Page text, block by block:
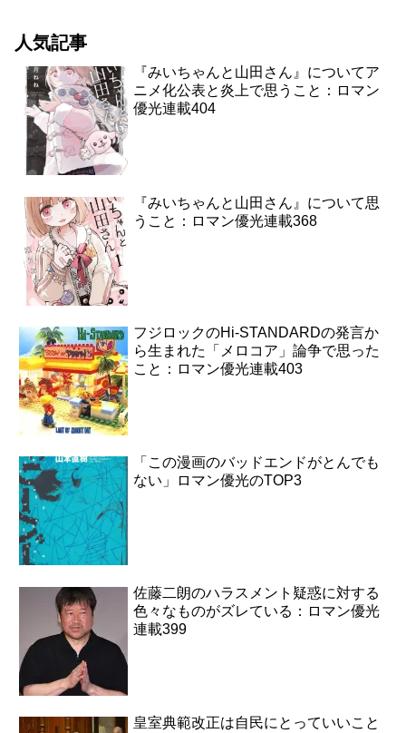
人気記事
『みいちゃんと山田さん』についてア
ニメ化公表と炎上で思うこと：ロマン
優光連載404
『みいちゃんと山田さん』について思
うこと：ロマン優光連載368
フジロックのHi-STANDARDの発言か
ら生まれた「メロコア」論争で思った
こと：ロマン優光連載403
「この漫画のバッドエンドがとんでも
ない」ロマン優光のTOP3
佐藤二朗のハラスメント疑惑に対する
色々なものがズレている：ロマン優光
連載399
皇室典範改正は自民にとっていいこと